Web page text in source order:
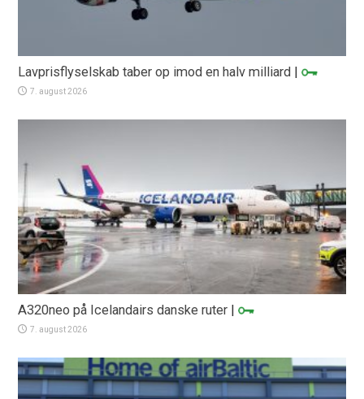
Lavprisflyselskab taber op imod en halv milliard |
7. august 2026
A320neo på Icelandairs danske ruter |
7. august 2026